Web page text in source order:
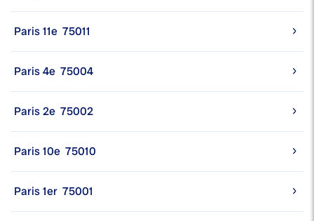
Paris 11e 75011
Paris 4e 75004
Paris 2e 75002
Paris 10e 75010
Paris 1er 75001